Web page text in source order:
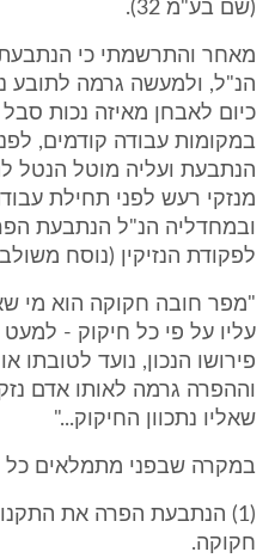
(שם בע"מ 32).
מאחר והתרשמתי כי
הנ"ל, ולמעשה גרמה לתובע
כיום לאבחן מאיזה נכות
במקומות עבודה קודמים,
הנתבעת ועליה מוטל הנטל
מנזקי רעש לפני תחילת
לפקודת הנזיקין (נוסח
"מפר חובה חקוקה הוא מי
עליו על פי כל חיקוק - למעט
פירושו הנכון, נועד לטובתו
וההפרה גרמה לאותו אדם
שאליו נתכוון החיקוק..."
במקרה שבפני מתמלאים כל
(1) הנתבעת הפרה את
חקוקה.